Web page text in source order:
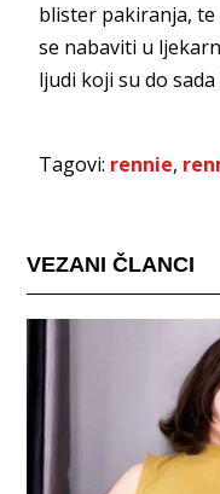
blister pakiranja, te
se nabaviti u
ljudi koji su do
Tagovi: rennie,
VEZANI ČLANCI